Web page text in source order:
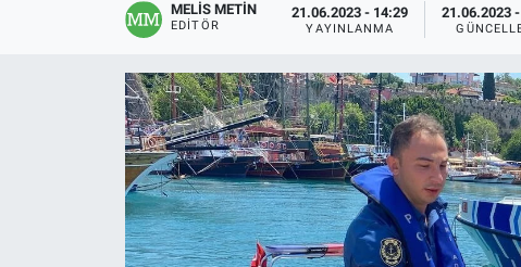
MELİS METİN
EDITÖR
21.06.2023 - 14:29
YAYINLANMA
21.06.2023